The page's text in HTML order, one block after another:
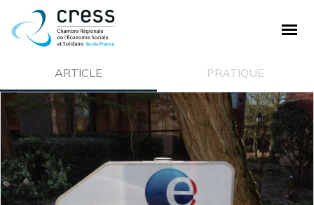
ARTICLE PRATIQUE
PLAN DE SITE
La CRESS
Qui sommes nous ?
Nos missions
Ecosystème de la CRESS